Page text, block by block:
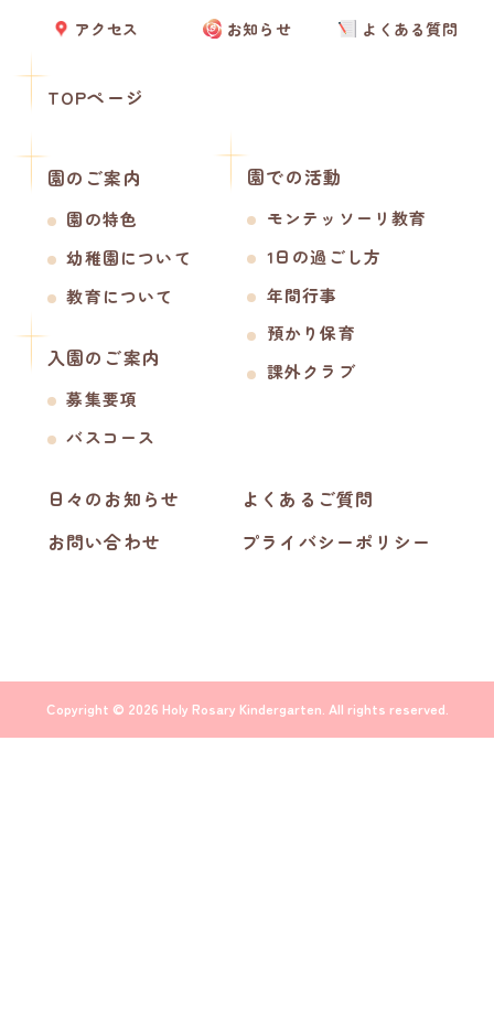
TOPページ
園のご案内
園の特色
幼稚園について
教育について
園での活動
モンテッソーリ教育
1日の過ごし方
年間行事
預かり保育
課外クラブ
入園のご案内
募集要項
バスコース
日々のお知らせ
よくあるご質問
お問い合わせ
プライバシーポリシー
アクセス お知らせ よくある質問
Copyright © 2026 Holy Rosary Kindergarten. All rights reserved.